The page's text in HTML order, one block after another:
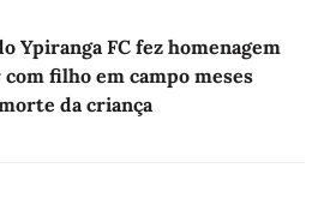
Ypiranga FC fez homenagem
filho em campo meses
da criança